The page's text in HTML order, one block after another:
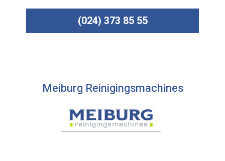
(024) 373 85 55
Meiburg Reinigingsmachines